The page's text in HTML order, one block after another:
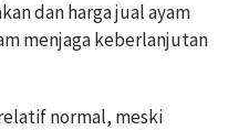
dan harga jual ayam
menjaga keberlanjutan
normal, meski